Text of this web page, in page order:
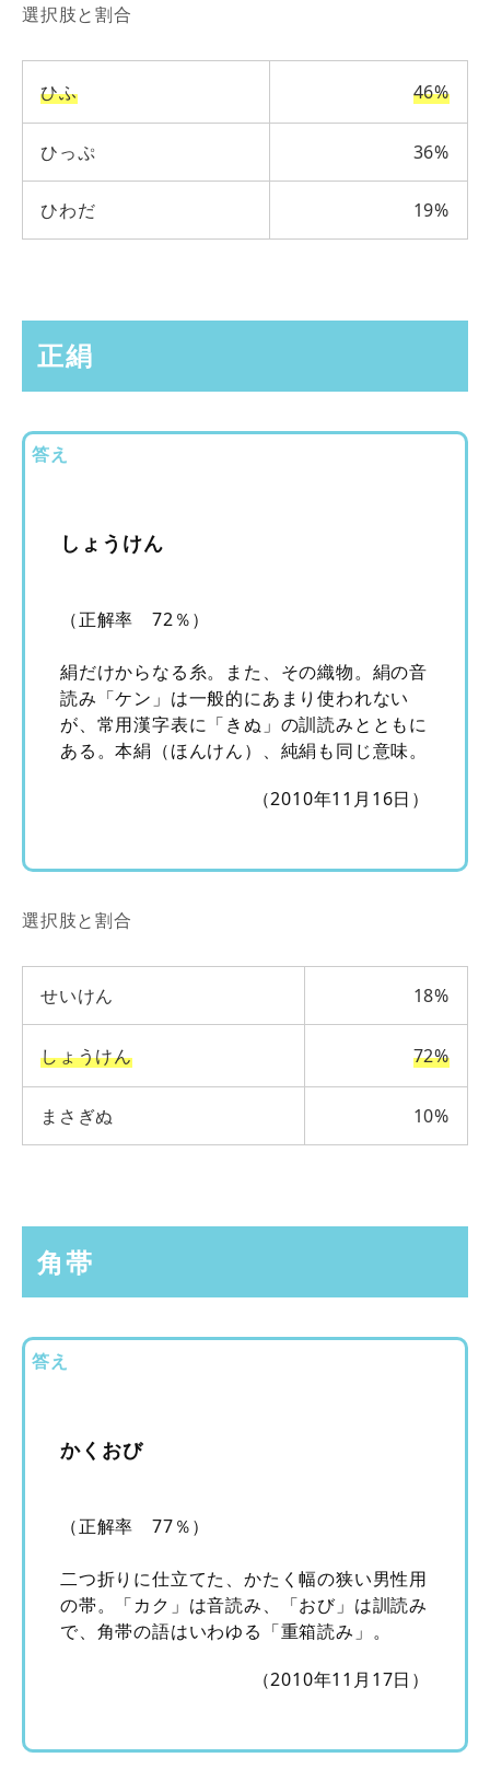
選択肢と割合
ひふ 46%
ひっぷ 36%
ひわだ 19%
正絹
答え
しょうけん
（正解率 72％）
絹だけからなる糸。また、その織物。絹の音
読み「ケン」は一般的にあまり使われない
が、常用漢字表に「きぬ」の訓読みとともに
ある。本絹（ほんけん）、純絹も同じ意味。
（2010年11月16日）
選択肢と割合
せいけん 18%
しょうけん 72%
まさぎぬ 10%
角帯
答え
かくおび
（正解率 77％）
二つ折りに仕立てた、かたく幅の狭い男性用
の帯。「カク」は音読み、「おび」は訓読み
で、角帯の語はいわゆる「重箱読み」。
（2010年11月17日）